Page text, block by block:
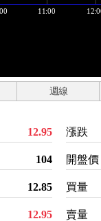
週線
12.95
104
12.85
12.95
漲跌
開盤價
買量
賣量